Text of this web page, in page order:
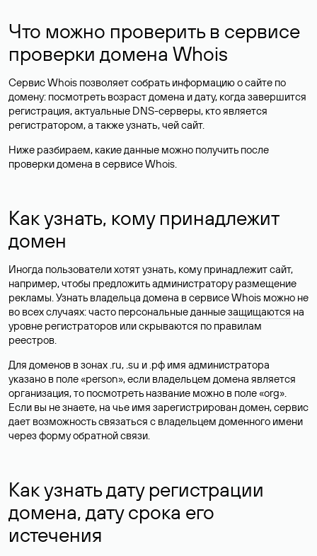
Что можно проверить в сервисе
проверки домена Whois
Сервис Whois позволяет собрать информацию о сайте по
домену: посмотреть возраст домена и дату, когда завершится
регистрация, актуальные DNS-серверы, кто является
регистратором, а также узнать, чей сайт.
Ниже разбираем, какие данные можно получить после
проверки домена в сервисе Whois.
Как узнать, кому принадлежит
домен
Иногда пользователи хотят узнать, кому принадлежит сайт,
например, чтобы предложить администратору размещение
рекламы. Узнать владельца домена в сервисе Whois можно не
во всех случаях: часто персональные данныезащищаются на
уровне регистраторов или скрываются по правилам
реестров.
Для доменов в зонах .ru, .su и .рф имя администратора
указано в поле «person», если владельцем домена является
организация, то посмотреть название можно в поле «org».
Если вы не знаете, на чье имя зарегистрирован домен, сервис
дает возможность связаться с владельцем доменного имени
через форму обратной связи.
Как узнать дату регистрации
домена, дату срока его
истечения